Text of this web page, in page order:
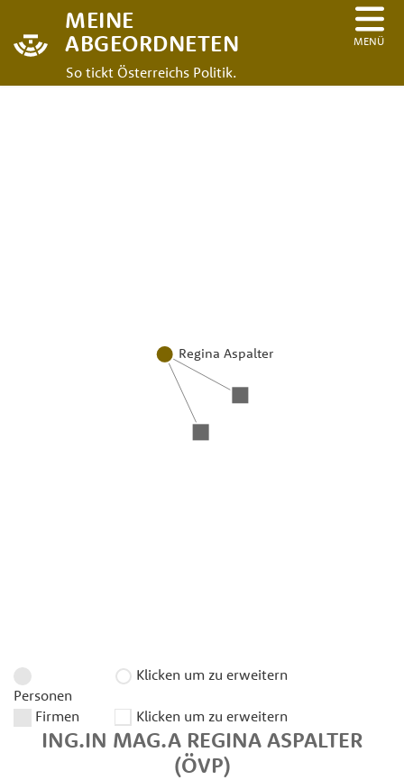
MEINE
ABGEORDNETEN
So tickt Österreichs Politik.
MENÜ
Regina Aspalter
Personen
Klicken um zu erweitern
Firmen Klicken um zu erweitern
ING.IN MAG.A REGINA ASPALTER
(ÖVP)